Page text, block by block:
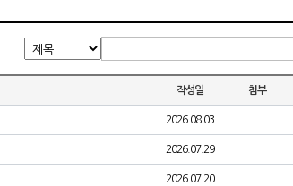
작성일 첨부
2026.08.03
2026.07.29
2026.07.20